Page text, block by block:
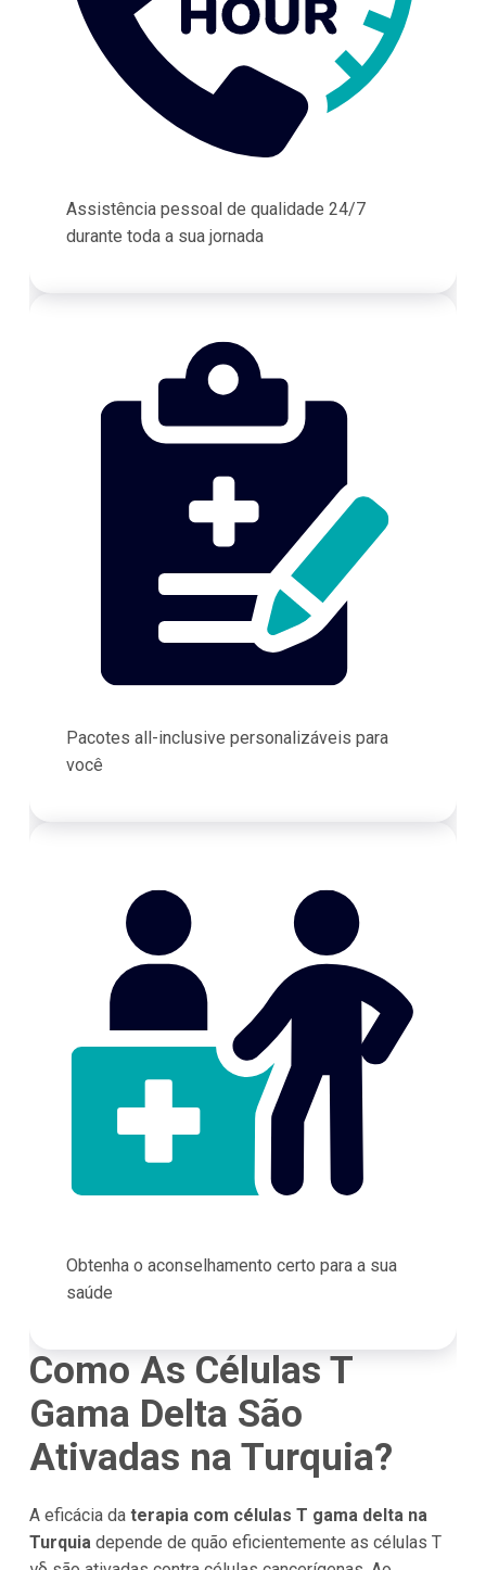
Assistência pessoal de qualidade 24/7
durante toda a sua jornada
Pacotes all-inclusive personalizáveis para
você
Obtenha o aconselhamento certo para a sua
saúde
Como As Células T
Gama Delta São
Ativadas na Turquia?
A eficácia da terapia com células T gama delta na
Turquiadepende de quão eficientemente as células T